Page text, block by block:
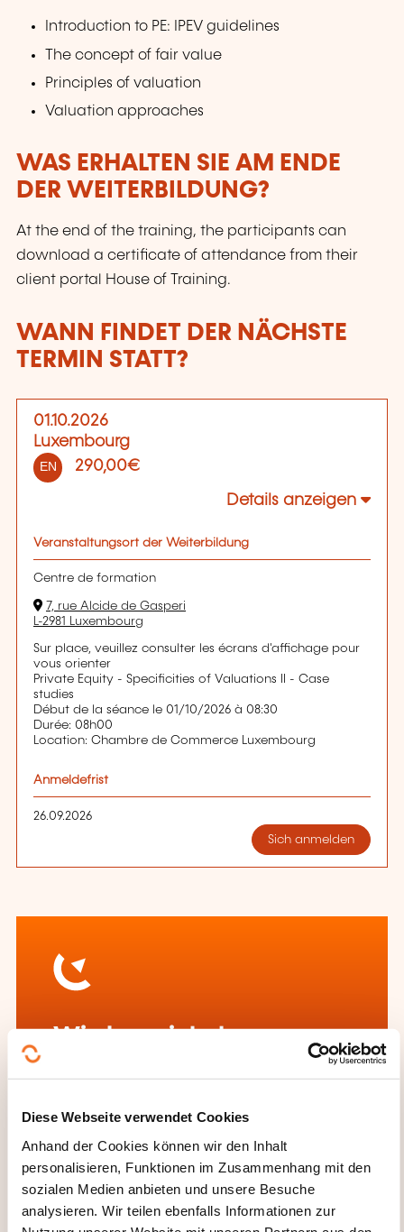
Diese Webseite verwendet Cookies
Anhand der Cookies können wir den Inhalt
personalisieren, Funktionen im Zusammenhang mit den
sozialen Medien anbieten und unsere Besuche
analysieren. Wir teilen ebenfalls Informationen zur
Introduction to PE: IPEV guidelines
The concept of fair value
Principles of valuation
Valuation approaches
WAS ERHALTEN SIE AM ENDE
DER WEITERBILDUNG?
At the end of the training, the participants can
download a certificate of attendance from their
client portal House of Training.
WANN FINDET DER NÄCHSTE
TERMIN STATT?
01.10.2026
Luxembourg
EN 290,00€
Details anzeigen
Veranstaltungsort der Weiterbildung
Centre de formation
7, rue Alcide de Gasperi
L-2981 Luxembourg
Sur place, veuillez consulter les écrans d'affichage pour
vous orienter
Private Equity - Specificities of Valuations II - Case
studies
Début de la séance le 01/10/2026 à 08:30
Durée: 08h00
Location: Chambre de Commerce Luxembourg
Anmeldefrist
26.09.2026
Sich anmelden
Wie kann ich das
House of Training
customer@houseoftraining.lu
+352 46 50 16 1
Mehr zum Weiterbildungsanbieter: